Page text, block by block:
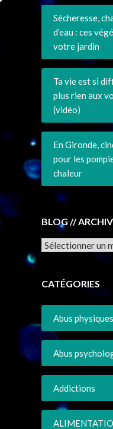
Sécheresse,
d’eau : ces
votre jardin
Ta vie est si
plus rien aux
(vidéo)
En Gironde,
pour les
chaleur
BLOG //
Archives
CATÉGORIES
Abus
Abus
Addictions